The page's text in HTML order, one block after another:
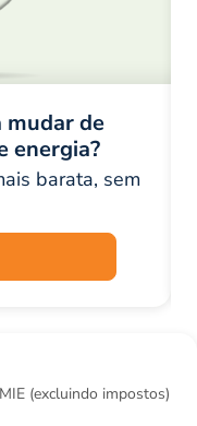
mudar de
energia?
barata, sem
(excluindo impostos)